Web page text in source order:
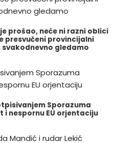
prošao, neće ni razni oblici
presvučeni provincijalni
gledamo
Sporazuma
nespornu EU orjentaciju